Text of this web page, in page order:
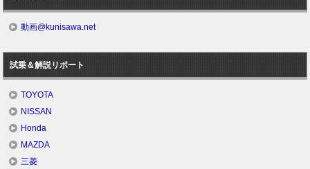
動画@kunisawa.net
試乗＆解説リポート
TOYOTA
NISSAN
Honda
MAZDA
三菱